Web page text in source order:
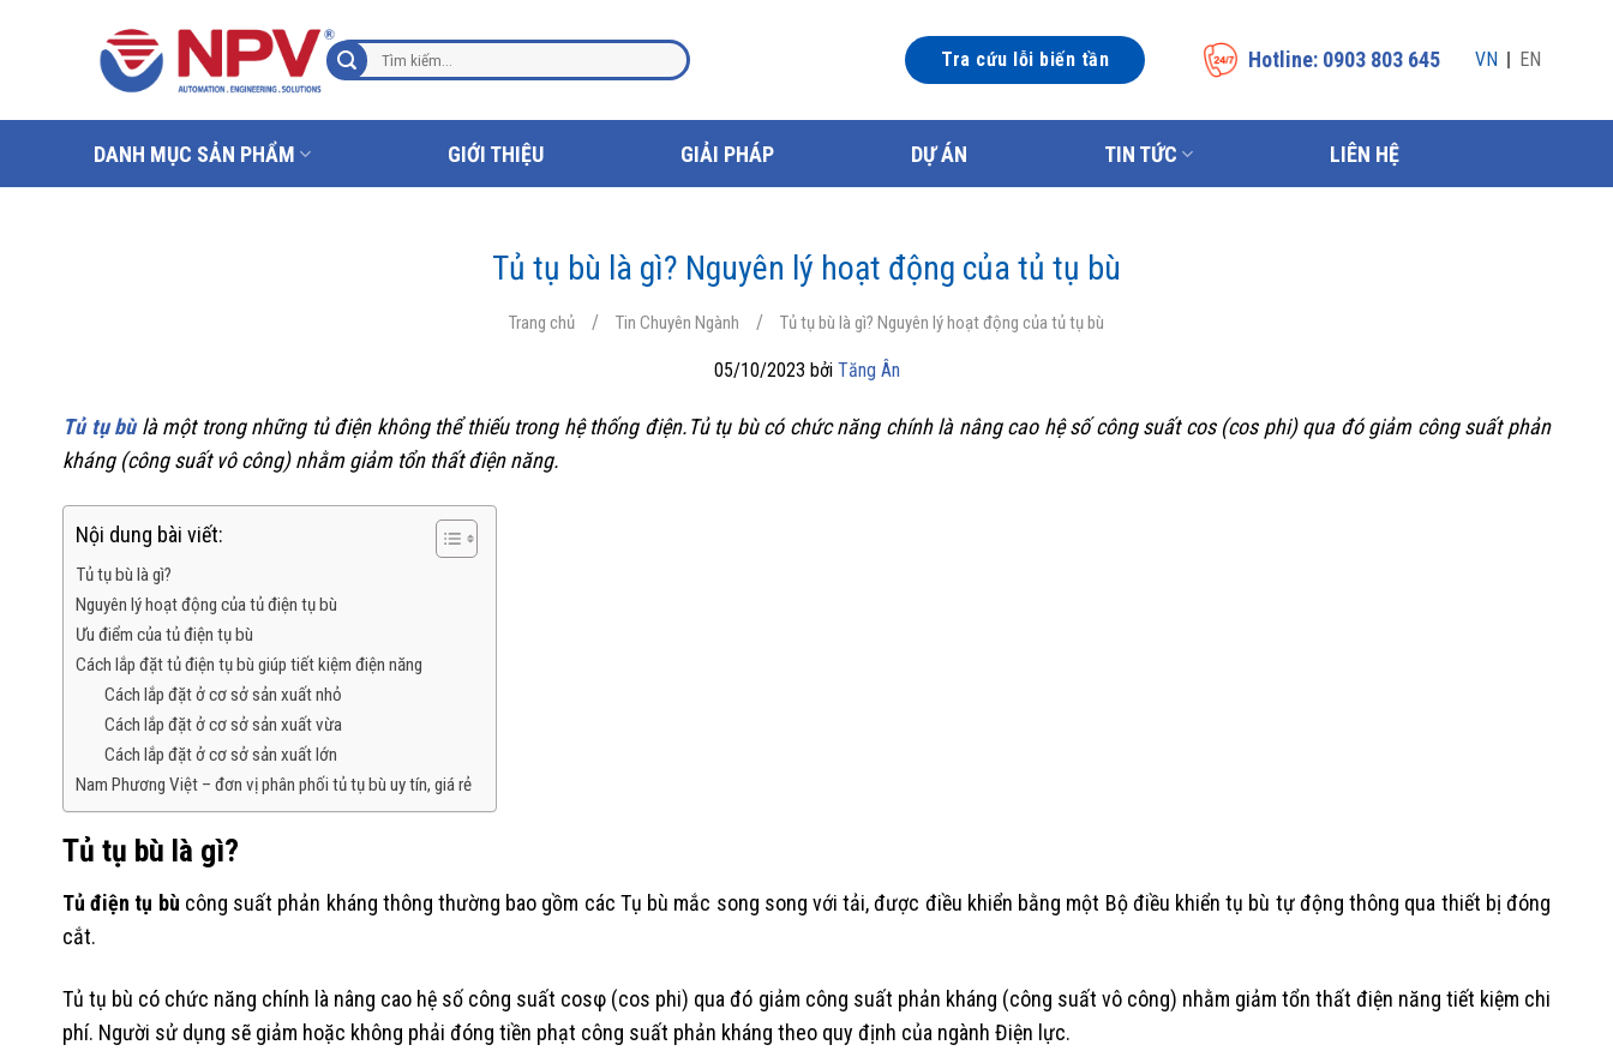
Tìm
kiếm:
Tra cứu lỗi biến tần Hotline: 0903 803 645 EN
VN
DANH MỤC SẢN PHẨM GIỚI THIỆU GIẢI PHÁP DỰ ÁN TIN TỨC LIÊN HỆ
Tủ tụ bù là gì? Nguyên lý hoạt động của tủ tụ bù
Trang chủ / Tin Chuyên Ngành / Tủ tụ bù là gì? Nguyên lý hoạt động của tủ tụ bù
05/10/2023 bởi Tăng Ân
Tủ tụ bùlà một trong những tủ điện không thể thiếu trong hệ thống điện.Tủ tụ bù có chức năng chính là nâng cao hệ số công suất cos (cos phi) qua đó giảm công suất phản
kháng (công suất vô công) nhằm giảm tổn thất điện năng.
Nội dung bài viết:
Tủ tụ bù là gì?
Nguyên lý hoạt động của tủ điện tụ bù
Ưu điểm của tủ điện tụ bù
Cách lắp đặt tủ điện tụ bù giúp tiết kiệm điện năng
Cách lắp đặt ở cơ sở sản xuất nhỏ
Cách lắp đặt ở cơ sở sản xuất vừa
Cách lắp đặt ở cơ sở sản xuất lớn
Nam Phương Việt – đơn vị phân phối tủ tụ bù uy tín, giá rẻ
Tủ tụ bù là gì?
Tủ điện tụ bù công suất phản kháng thông thường bao gồm các Tụ bù mắc song song với tải, được điều khiển bằng một Bộ điều khiển tụ bù tự động thông qua thiết bị đóng
cắt.
Tủ tụ bù có chức năng chính là nâng cao hệ số công suất cosφ (cos phi) qua đó giảm công suất phản kháng (công suất vô công) nhằm giảm tổn thất điện năng tiết kiệm chi
phí. Người sử dụng sẽ giảm hoặc không phải đóng tiền phạt công suất phản kháng theo quy định của ngành Điện lực.